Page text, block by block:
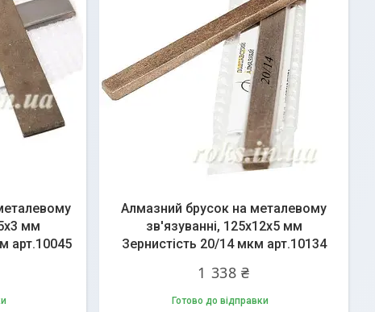
мм
арт.10045
Алмазний брусок на металевому
зв'язуванні, 125х12х5 мм
Зернистість 20/14 мкм арт.10134
1 338 ₴
Готово до відправки